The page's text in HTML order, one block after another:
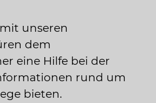
unseren
dem
eine Hilfe bei der
rund um
bieten.